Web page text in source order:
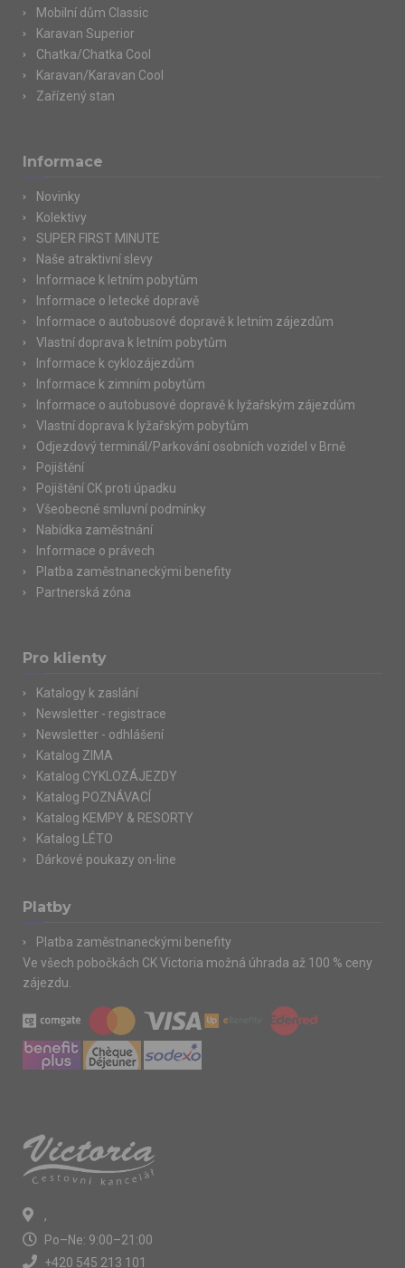
Mobilní dům Classic
Karavan Superior
Chatka/Chatka Cool
Karavan/Karavan Cool
Zařízený stan
Informace
Novinky
Kolektivy
SUPER FIRST MINUTE
Naše atraktivní slevy
Informace k letním pobytům
Informace o letecké dopravě
Informace o autobusové dopravě k letním zájezdům
Vlastní doprava k letním pobytům
Informace k cyklozájezdům
Informace k zimním pobytům
Informace o autobusové dopravě k lyžařským zájezdům
Vlastní doprava k lyžařským pobytům
Odjezdový terminál/Parkování osobních vozidel v Brně
Pojištění
Pojištění CK proti úpadku
Všeobecné smluvní podmínky
Nabídka zaměstnání
Informace o právech
Platba zaměstnaneckými benefity
Partnerská zóna
Pro klienty
Katalogy k zaslání
Newsletter - registrace
Newsletter - odhlášení
Katalog ZIMA
Katalog CYKLOZÁJEZDY
Katalog POZNÁVACÍ
Katalog KEMPY & RESORTY
Katalog LÉTO
Dárkové poukazy on-line
Platby
Platba zaměstnaneckými benefity
Ve všech pobočkách CK Victoria možná úhrada až 100 % ceny
zájezdu.
,
Po–Ne: 9:00–21:00
+420 545 213 101